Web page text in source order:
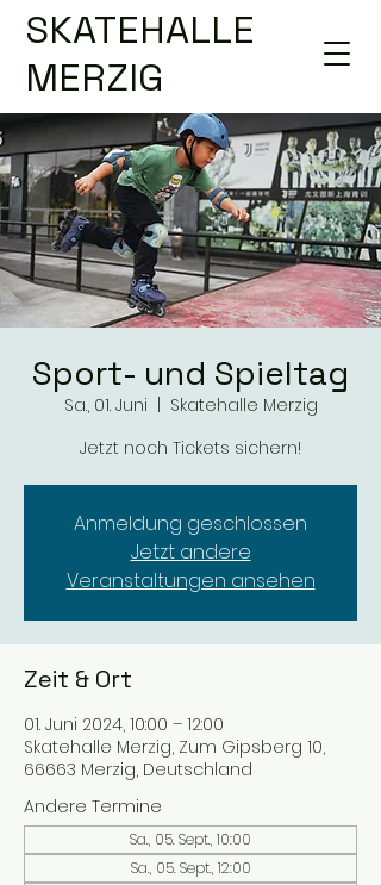
SKATEHALLE
MERZIG
Sport- und Spieltag
Sa., 01. Juni
Skatehalle Merzig
Jetzt noch Tickets sichern!
Anmeldung geschlossen
Jetzt andere
Veranstaltungen ansehen
Zeit & Ort
01. Juni 2024, 10:00 – 12:00
Skatehalle Merzig, Zum Gipsberg 10,
66663 Merzig, Deutschland
Andere Termine
Sa., 05. Sept., 10:00
Sa., 05. Sept., 12:00